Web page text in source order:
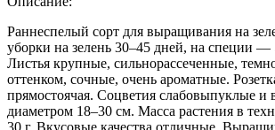
Раннеспелый сорт для выращивания на
уборки на зелень 30–45 дней, на специи —
Листья крупные, сильнорассеченные,
оттенком, сочные, очень ароматные.
прямостоячая. Соцветия слабовыпуклые и
диаметром 18–30 см. Масса растения в